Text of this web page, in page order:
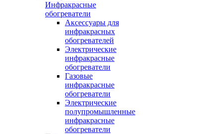
Инфракрасные
обогреватели
Аксессуары для
инфракрасных
обогревателей
Электрические
инфракрасные
обогреватели
Газовые
инфракрасные
обогреватели
Электрические
полупромышленные
инфракрасные
обогреватели